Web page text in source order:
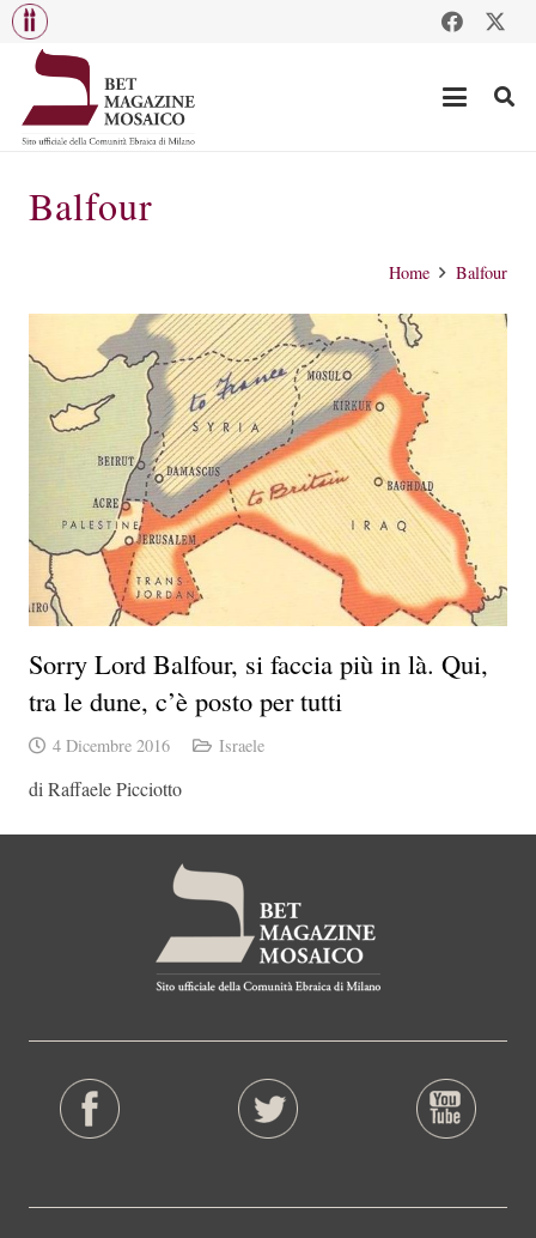
Balfour
Home Balfour
Sorry Lord Balfour, si faccia più in là. Qui,
tra le dune, c’è posto per tutti
4 Dicembre 2016 Israele
di Raffaele Picciotto